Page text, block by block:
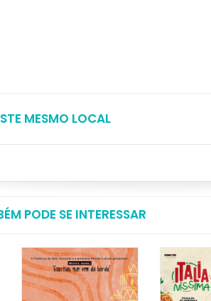
MESMO LOCAL
PODE SE INTERESSAR